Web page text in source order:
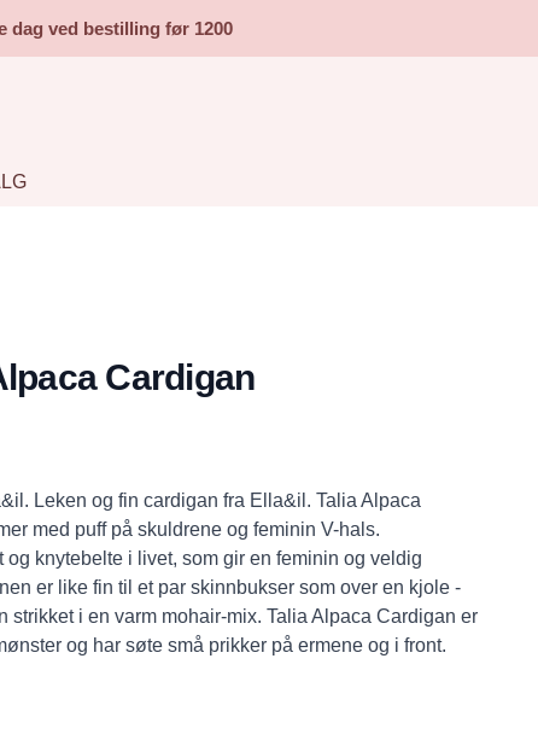
dag ved bestilling før 1200
Cardigan
Leken og fin cardigan fra Ella&il. Talia Alpaca
med puff på skuldrene og feminin V-hals.
knytebelte i livet, som gir en feminin og veldig
er like fin til et par skinnbukser som over en kjole -
strikket i en varm mohair-mix. Talia Alpaca Cardigan er
og har søte små prikker på ermene og i front.